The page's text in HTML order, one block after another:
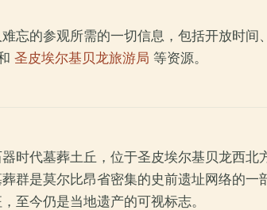
忘的参观所需的一切信息，包括开放时
圣皮埃尔基贝龙旅游局 等资源。
时代墓葬土丘，位于圣皮埃尔基贝龙西
群是莫尔比昂省密集的史前遗址网络的
至今仍是当地遗产的可视标志。